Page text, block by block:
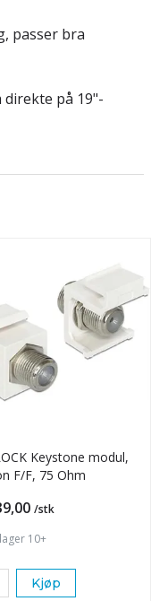
passer bra
på 19"-
Keystone modul,
F/F, 75 Ohm
/stk
10+
Kjøp